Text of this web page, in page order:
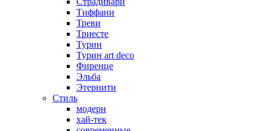
Тиффани
Треви
Триесте
Турин
Турин art deco
Фиренце
Эльба
Этернити
Стиль
модерн
хай-тек